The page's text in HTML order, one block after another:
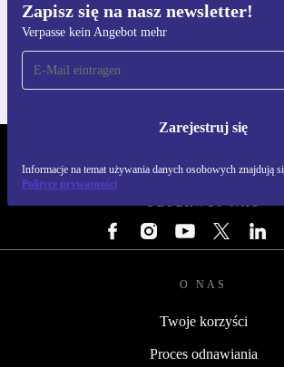
Zapisz się na nasz newsletter!
Verpasse kein Angebot mehr
Zarejestruj się
Informacje na temat używania danych osobowych znajdują
Polityce prywatności
Pobierz aplikację
Dla iOS i Android
OBSERWUJ NAS
O NAS
Twoje korzyści
Proces odnawiania